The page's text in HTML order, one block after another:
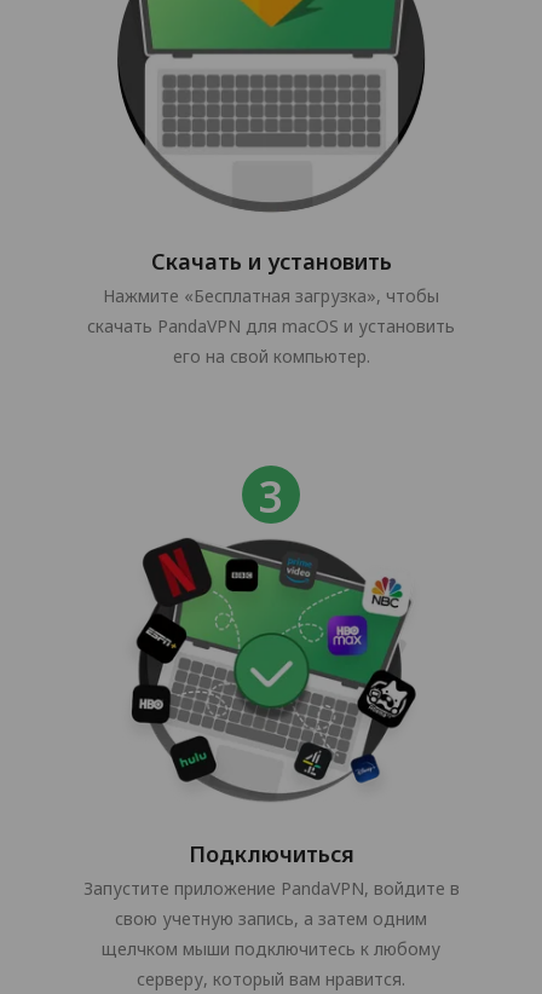
Скачать и установить
Нажмите «Бесплатная загрузка», чтобы
скачать PandaVPN для macOS и установить
его на свой компьютер.
Подключиться
Запустите приложение PandaVPN, войдите в
свою учетную запись, а затем одним
щелчком мыши подключитесь к любому
серверу, который вам нравится.